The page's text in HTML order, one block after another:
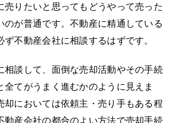
売りたいと思ってもどうやって売った
のが普通です。不動産に精通している
不動産会社に相談するはずです。
相談して、面倒な売却活動やその手続
全てがうまく進むかのように見えま
却においては依頼主・売り手もある程
動産会社の都合のよい方法で売却手続